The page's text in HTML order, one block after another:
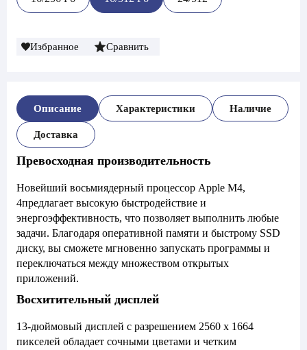
Избранное Сравнить
Описание Характеристики Наличие
Доставка
Превосходная производительность
Новейший восьмиядерный процессор Apple M4,
4предлагает высокую быстродействие и
энергоэффективность, что позволяет выполнить любые
задачи. Благодаря оперативной памяти и быстрому SSD
диску, вы сможете мгновенно запускать программы и
переключаться между множеством открытых
приложений.
Восхитительный дисплей
13-дюймовый дисплей с разрешением 2560 x 1664
пикселей обладает сочными цветами и четким